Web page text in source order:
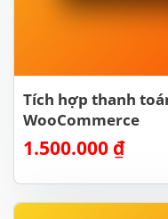
Tích hợp thanh
WooCommerce
1.500.000 ₫